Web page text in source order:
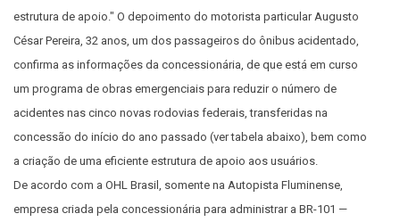
estrutura de apoio." O depoimento do motorista particular Augusto
César Pereira, 32 anos, um dos passageiros do ônibus acidentado,
confirma as informações da concessionária, de que está em curso
um programa de obras emergenciais para reduzir o número de
acidentes nas cinco novas rodovias federais, transferidas na
concessão do início do ano passado (ver tabela abaixo), bem como
a criação de uma eficiente estrutura de apoio aos usuários.
De acordo com a OHL Brasil, somente na Autopista Fluminense,
empresa criada pela concessionária para administrar a BR-101 —